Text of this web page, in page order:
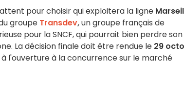
pour choisir qui exploitera la ligne
groupe Transdev,un groupe français de
pour la SNCF, qui pourrait bien perdre son
La décision finale doit être rendue le 29
l'ouverture à la concurrence sur le marché